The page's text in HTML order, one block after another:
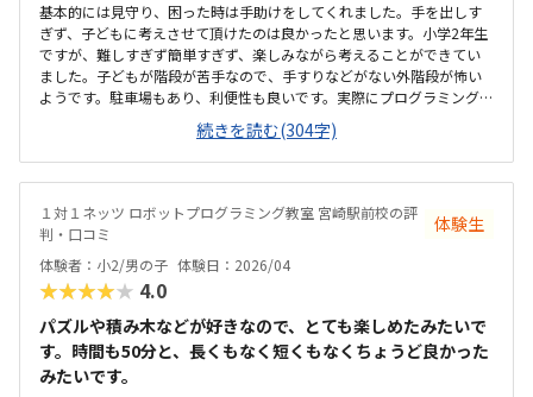
基本的には見守り、困った時は手助けをしてくれました。手を出しす
ぎず、子どもに考えさせて頂けたのは良かったと思います。小学2年生
ですが、難しすぎず簡単すぎず、楽しみながら考えることができてい
ました。子どもが階段が苦手なので、手すりなどがない外階段が怖い
ようです。駐車場もあり、利便性も良いです。実際にプログラミングの
授業を受ける教室は見ることができなかったのですが、全体的に綺麗
でよかったと思います。他の習い事に比べたら比較的高いと思います。
でも、1対1で教えてくれるので安心です。1対1なので、分からないと
ころで躓いて進めない…という心配がないのが良いと思います。教材も
楽しいもので、子どもも喜んでいました。
続きを読む(304字)
１対１ネッツ ロボットプログラミング教室 宮崎駅前校の評
判・口コミ
体験生
体験者：小2/男の子 体験日：2026/04
★★★★★ 4.0
パズルや積み木などが好きなので、とても楽しめたみたいで
す。時間も50分と、長くもなく短くもなくちょうど良かった
みたいです。